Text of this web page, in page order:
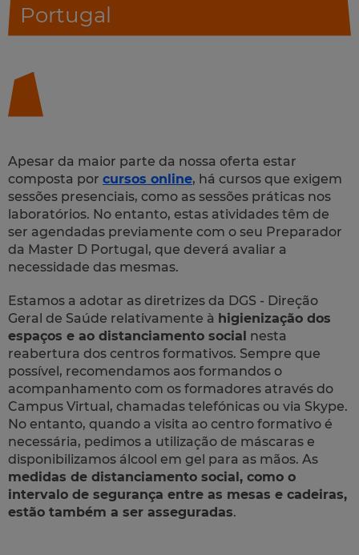
Portugal
Apesar da maior parte da nossa oferta estar
composta por cursos online, há cursos que exigem
sessões presenciais, como as sessões práticas nos
laboratórios. No entanto, estas atividades têm de
ser agendadas previamente com o seu Preparador
da Master D Portugal, que deverá avaliar a
necessidade das mesmas.
Estamos a adotar as diretrizes da DGS - Direção
Geral de Saúde relativamente à higienização dos
espaços e ao distanciamento social nesta
reabertura dos centros formativos. Sempre que
possível, recomendamos aos formandos o
acompanhamento com os formadores através do
Campus Virtual, chamadas telefónicas ou via Skype.
No entanto, quando a visita ao centro formativo é
necessária, pedimos a utilização de máscaras e
disponibilizamos álcool em gel para as mãos. As
medidas de distanciamento social, como o
intervalo de segurança entre as mesas e cadeiras,
estão também a ser asseguradas.